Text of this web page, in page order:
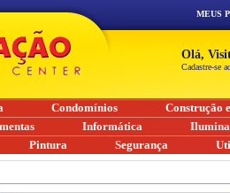
MEUS
Olá,
Cadastre-se
Condomínios
Construção
Informática
Pintura Segurança